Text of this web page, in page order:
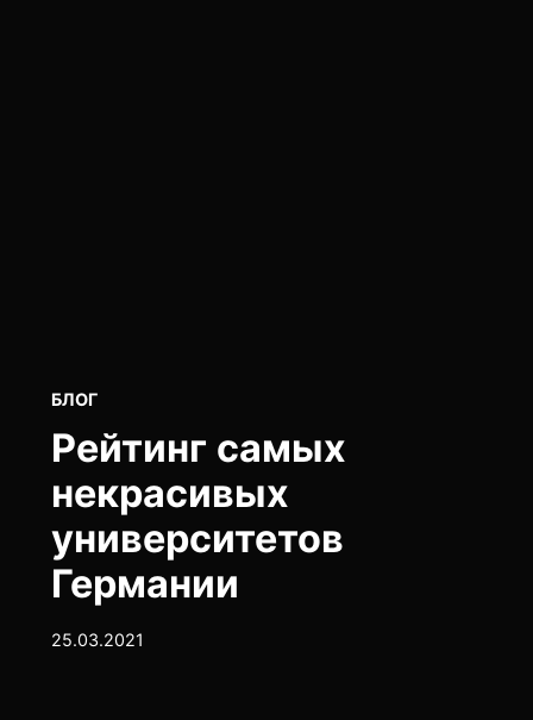
POSTED
БЛОГ
Рейтинг самых
некрасивых
университетов
Германии
25.03.2021